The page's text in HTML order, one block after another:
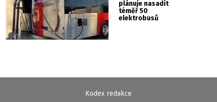
plánuje nasadit
téměř 50
elektrobusů
Kodex redakce